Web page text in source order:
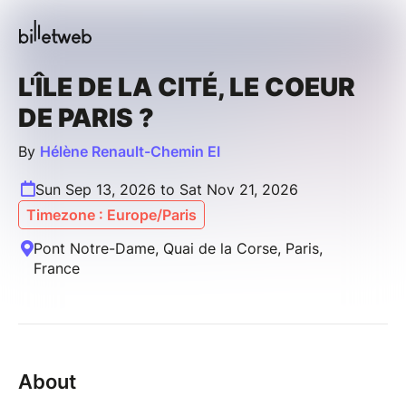
L'ÎLE DE LA CITÉ, LE COEUR
DE PARIS ?
By Hélène Renault-Chemin EI
Sun Sep 13, 2026 to Sat Nov 21, 2026
Timezone : Europe/Paris
Pont Notre-Dame, Quai de la Corse, Paris,
France
About